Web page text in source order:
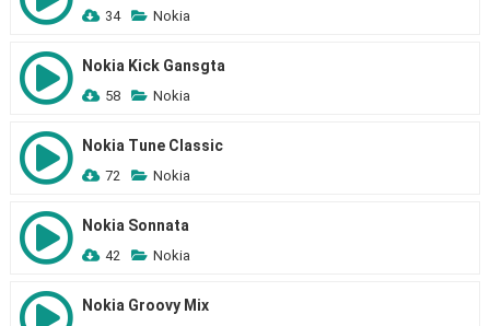
34 Nokia
Nokia Kick Gansgta
58 Nokia
Nokia Tune Classic
72 Nokia
Nokia Sonnata
42 Nokia
Nokia Groovy Mix